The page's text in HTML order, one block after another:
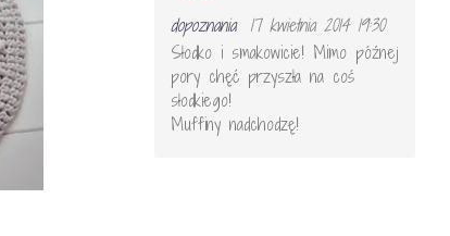
dopoznania
17 kwietnia 2014 19:30
Słodko i smakowicie! Mimo późnej
pory chęć przyszła na coś
słodkiego!
Muffiny nadchodzę!